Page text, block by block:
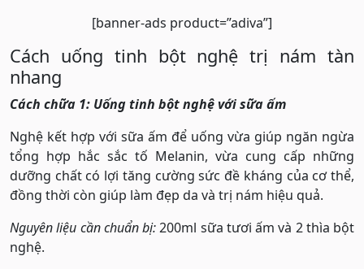
[banner-ads product=”adiva”]
Cách uống tinh bột nghệ trị nám tàn
nhang
Cách chữa 1: Uống tinh bột nghệ với sữa ấm
Nghệ kết hợp với sữa ấm để uống vừa giúp ngăn ngừa
tổng hợp hắc sắc tố Melanin, vừa cung cấp những
dưỡng chất có lợi tăng cường sức đề kháng của cơ thể,
đồng thời còn giúp làm đẹp da và trị nám hiệu quả.
Nguyên liệu cần chuẩn bị:200ml sữa tươi ấm và 2 thìa bột
nghệ.